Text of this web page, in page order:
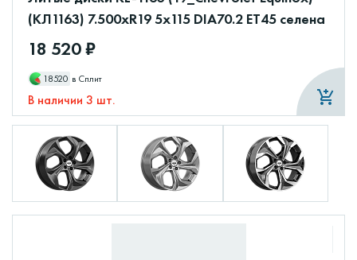
(КЛ1163) 7.500xR19 5x115 DIA70.2 ET45 селена
18 520 ₽
18520 в Сплит
В наличии 3 шт.